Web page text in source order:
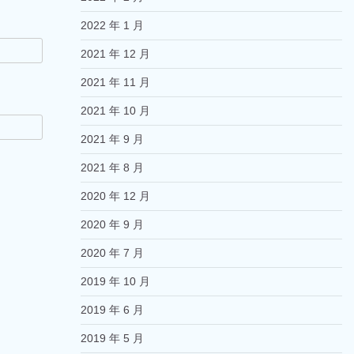
2022 年 1 月
2021 年 12 月
2021 年 11 月
2021 年 10 月
2021 年 9 月
2021 年 8 月
2020 年 12 月
2020 年 9 月
2020 年 7 月
2019 年 10 月
2019 年 6 月
2019 年 5 月